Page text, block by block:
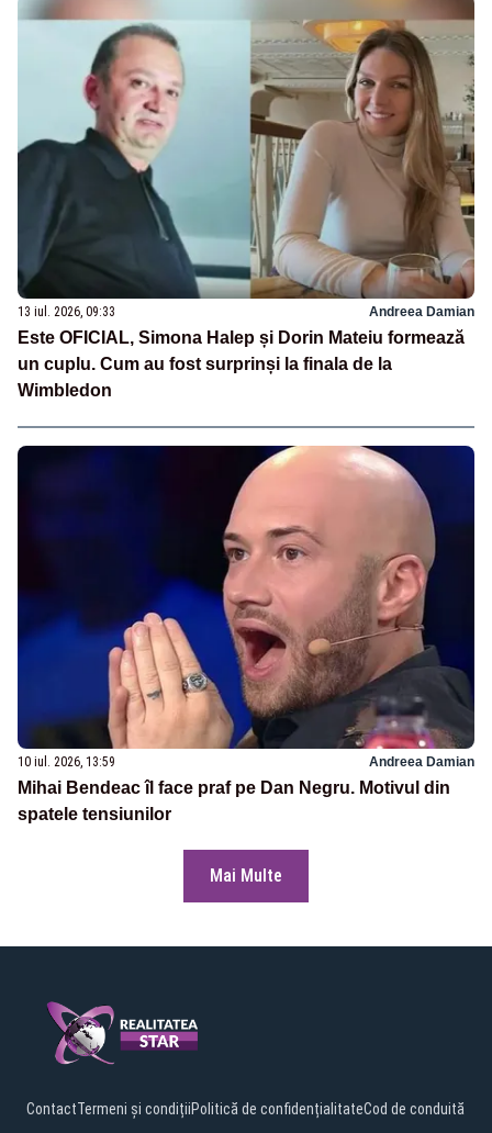
13 iul. 2026, 09:33 Andreea Damian
Este OFICIAL, Simona Halep și Dorin Mateiu formează
un cuplu. Cum au fost surprinși la finala de la
Wimbledon
10 iul. 2026, 13:59 Andreea Damian
Mihai Bendeac îl face praf pe Dan Negru. Motivul din
spatele tensiunilor
Mai Multe
ContactTermeni și condițiiPolitică de confidențialitateCod de conduită